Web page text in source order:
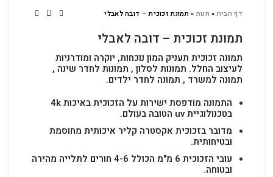
דף הבית» חנות»תמונת זכוכית – דובה לאבלי
תמונת זכוכית – דובה לאבלי
תמונה זכוכית תעניק המון נוכחות, יוקרה ומודרניות
לעיצוב החלל. תמונות לסלון , תמונות לחדר שינה ,
תמונה למשרד , תמונה לחדר ילדים.
התמונה מודפסת ישירות על הזכוכית באיכות 4k
בטכנולוגיית uv הטובה בעולם.
מדובר בזכוכית אקסטרה קליר איכותית מחוסמת
ובטיחותית.
עובי הזכוכית 6 מ"מ הכולל 4-6 חורים לתלייה מהירה
ובטוחה.